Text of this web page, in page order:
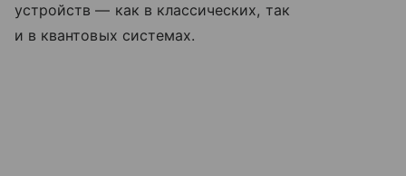
устройств — как в классических, так
и в квантовых системах.